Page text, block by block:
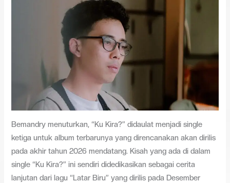
Bemandry menuturkan, “Ku Kira?” didaulat menjadi single
ketiga untuk album terbarunya yang direncanakan akan dirilis
pada akhir tahun 2026 mendatang. Kisah yang ada di dalam
single “Ku Kira?” ini sendiri didedikasikan sebagai cerita
lanjutan dari lagu “Latar Biru” yang dirilis pada Desember